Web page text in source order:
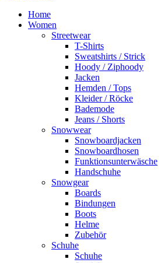
Home
Women
Streetwear
T-Shirts
Sweatshirts / Strick
Hoody / Ziphoody
Jacken
Hemden / Tops
Kleider / Röcke
Bademode
Jeans / Shorts
Snowwear
Snowboardjacken
Snowboardhosen
Funktionsunterwäsche
Handschuhe
Snowgear
Boards
Bindungen
Boots
Helme
Zubehör
Schuhe
Schuhe